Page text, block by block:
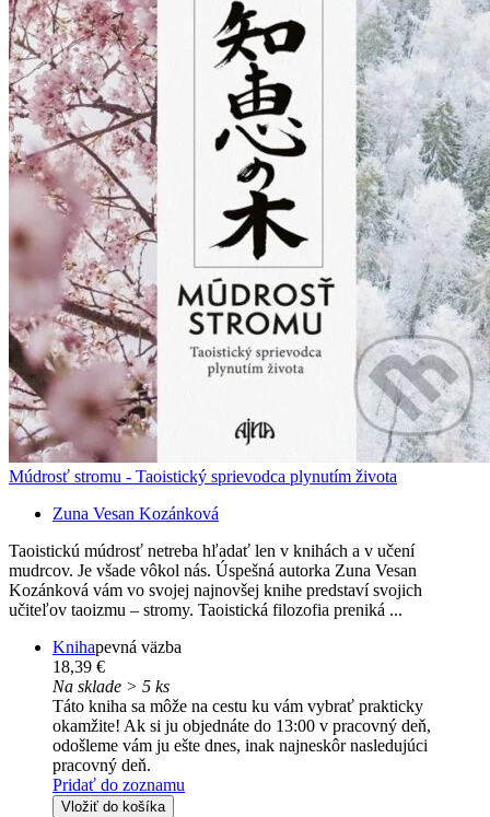
Múdrosť stromu - Taoistický sprievodca plynutím života
Zuna Vesan Kozánková
Taoistickú múdrosť netreba hľadať len v knihách a v učení
mudrcov. Je všade vôkol nás. Úspešná autorka Zuna Vesan
Kozánková vám vo svojej najnovšej knihe predstaví svojich
učiteľov taoizmu – stromy. Taoistická filozofia preniká ...
Knihapevná väzba
18,39 €
Na sklade > 5 ks
Táto kniha sa môže na cestu ku vám vybrať prakticky
okamžite! Ak si ju objednáte do 13:00 v pracovný deň,
odošleme vám ju ešte dnes, inak najneskôr nasledujúci
pracovný deň.
Pridať do zoznamu
Vložiť do košíka